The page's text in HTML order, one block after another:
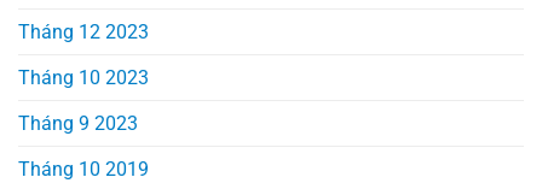
Tháng 12 2023
Tháng 10 2023
Tháng 9 2023
Tháng 10 2019